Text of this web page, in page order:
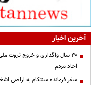
آخرین اخبار
۳۰ سال واگذاری و خروج ثروت
احاد مردم
سفر فرمانده سنتکام به اراضی